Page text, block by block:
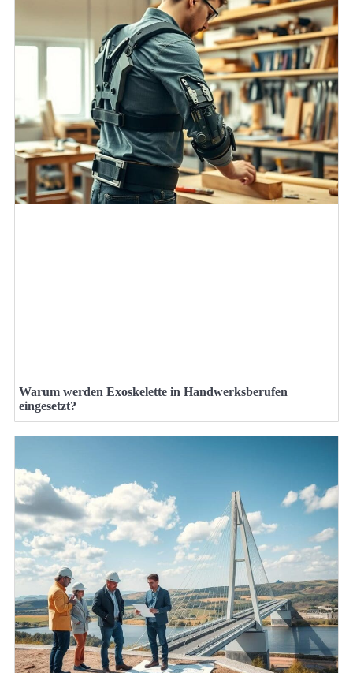
Warum werden Exoskelette in Handwerksberufen
eingesetzt?